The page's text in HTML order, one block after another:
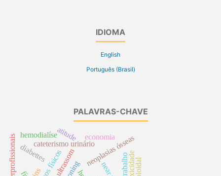
IDIOMA
English
Português (Brasil)
PALAVRAS-CHAVE
neoplasias ósseas
ultrassom
cateterismo urinário
riscos físicos
economia
diabettes
hemodialíse
toxicidade
atitude